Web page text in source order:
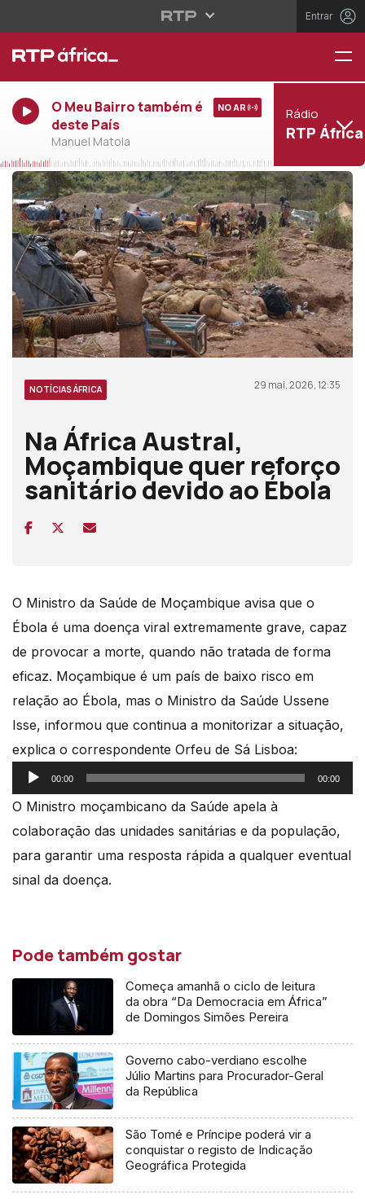
Entrar
O Meu Bairro também é
deste País
Manuel Matola
NO AR Rádio
RTP África
NOTÍCIAS ÁFRICA 29 mai, 2026, 12:35
Na África Austral,
Moçambique quer reforço
sanitário devido ao Ébola
O Ministro da Saúde de Moçambique avisa que o
Ébola é uma doença viral extremamente grave, capaz
de provocar a morte, quando não tratada de forma
eficaz. Moçambique é um país de baixo risco em
relação ao Ébola, mas o Ministro da Saúde Ussene
Isse, informou que continua a monitorizar a situação,
explica o correspondente Orfeu de Sá Lisboa:
Reprodutor
de
00:00 00:00
O Ministro moçambicano da Saúde apela à
colaboração das unidades sanitárias e da população,
para garantir uma resposta rápida a qualquer eventual
sinal da doença.
Pode também gostar
Começa amanhã o ciclo de leitura
da obra “Da Democracia em África”
de Domingos Simões Pereira
Governo cabo-verdiano escolhe
Júlio Martins para Procurador-Geral
da República
São Tomé e Príncipe poderá vir a
conquistar o registo de Indicação
Geográfica Protegida